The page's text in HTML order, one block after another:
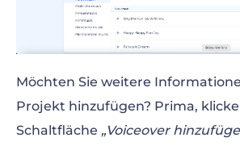
Möchten Sie weitere
Projekt hinzufügen? Prima,
Schaltfläche „Voiceover